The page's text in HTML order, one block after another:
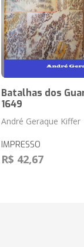
Batalhas dos
1649
André Geraque Kiffer
IMPRESSO
R$ 42,67